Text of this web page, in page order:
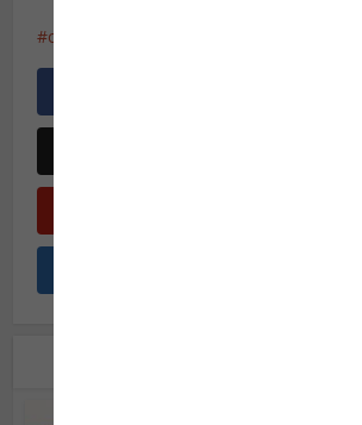
conscientização